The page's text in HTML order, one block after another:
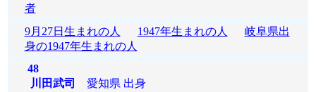
者
9月27日生まれの人
1947年生まれの人
岐阜県出
身の1947年生まれの人
48
川田武司
愛知県 出身